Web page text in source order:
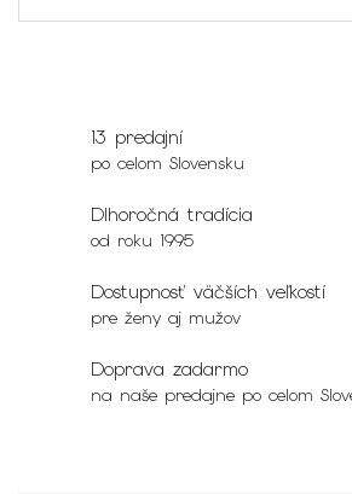
13 predajní
po celom Slovensku
Dlhoročná tradícia
od roku 1995
Dostupnosť väčších veľkostí
pre ženy aj mužov
Doprava zadarmo
na naše predajne po celom